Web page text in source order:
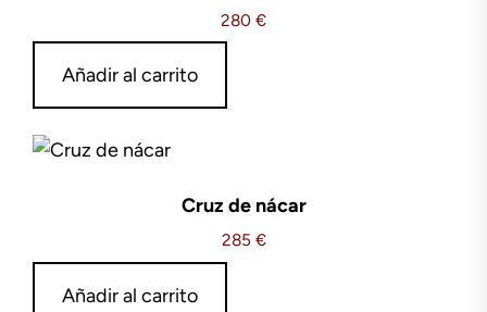
280 €
Añadir al carrito
Cruz de nácar
285 €
Añadir al carrito